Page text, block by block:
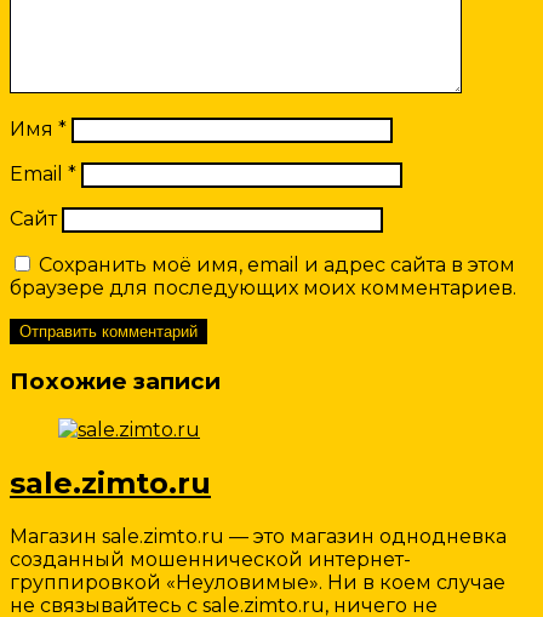
Имя *
Email *
Сайт
Сохранить моё имя, email и адрес сайта в этом
браузере для последующих моих комментариев.
Похожие записи
sale.zimto.ru
Магазин sale.zimto.ru — это магазин однодневка
созданный мошеннической интернет-
группировкой «Неуловимые». Ни в коем случае
не связывайтесь с sale.zimto.ru, ничего не